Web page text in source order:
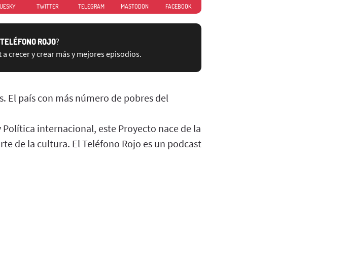
TWITTER TELEGRAM MASTODON FACEBOOK
ROJO?
crecer y crear más y mejores episodios.
El país con más número de pobres del
internacional, este Proyecto nace de la
de la cultura. El Teléfono Rojo es un podcast